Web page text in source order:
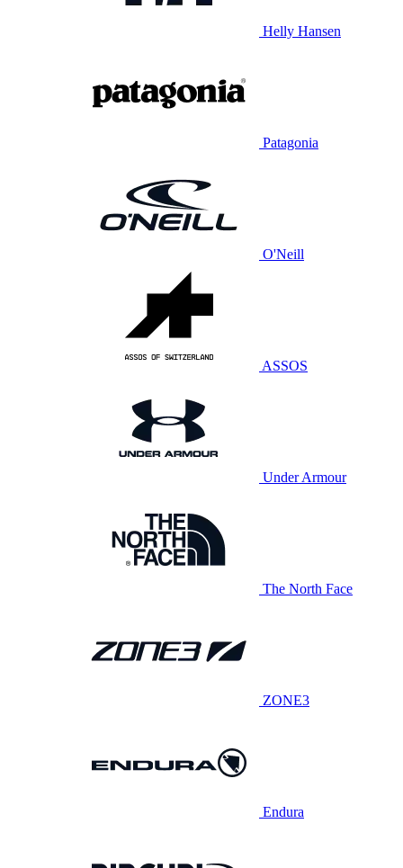
Helly Hansen
Patagonia
O'Neill
ASSOS
Under Armour
The North Face
ZONE3
Endura